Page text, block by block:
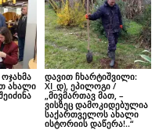
ახალი
დავით ჩხარტიშვილი:
XI_დ), ეპილოგი /
„მივმართავ მათ, –
ვისზეც დამოკიდებულია
საქართველოს ახალი
ისტორიის დაწერა!..“